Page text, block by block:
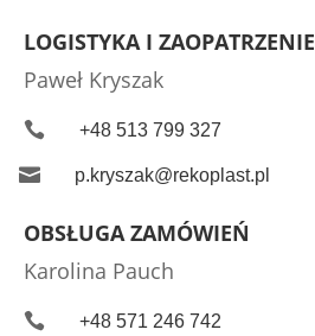
LOGISTYKA I ZAOPATRZENIE
Paweł Kryszak
 +48 513 799 327
 p.kryszak@rekoplast.pl
OBSŁUGA ZAMÓWIEŃ
Karolina Pauch
 +48 571 246 742